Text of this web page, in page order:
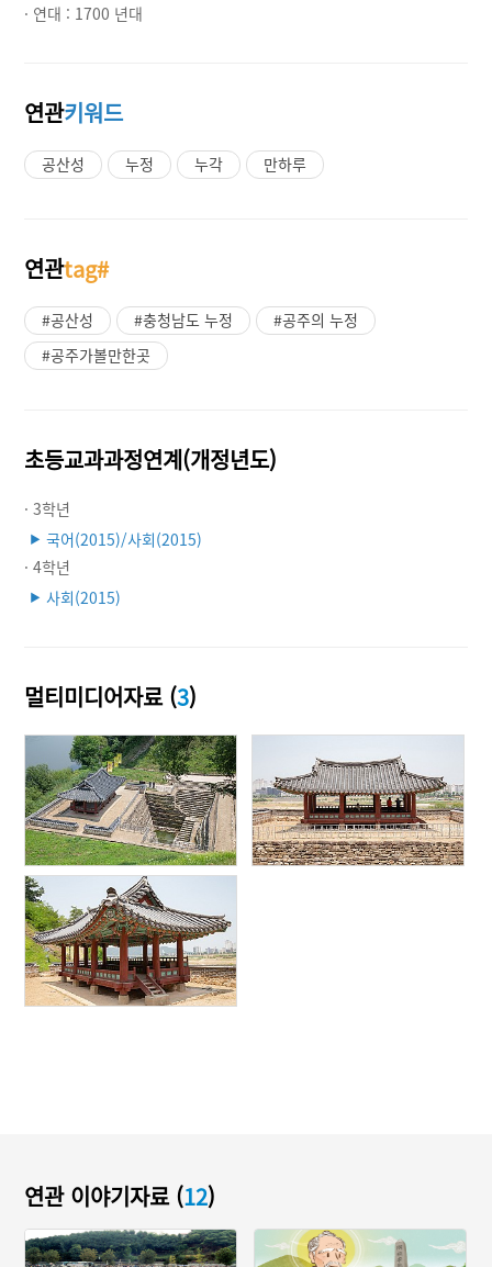
· 연대 : 1700 년대
연관키워드
공산성 누정 누각 만하루
연관tag#
#공산성 #충청남도 누정
#공주의 누정
#공주가볼만한곳
초등교과과정연계(개정년도)
· 3학년
▶ 국어(2015)/사회(2015)
· 4학년
▶ 사회(2015)
멀티미디어자료 (3)
연관 이야기자료 (12)